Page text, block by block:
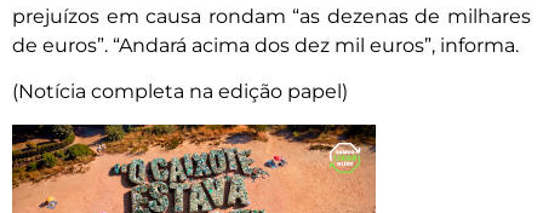
prejuízos em causa rondam “as dezenas de milhares
de euros”. “Andará acima dos dez mil euros”, informa.
(Notícia completa na edição papel)